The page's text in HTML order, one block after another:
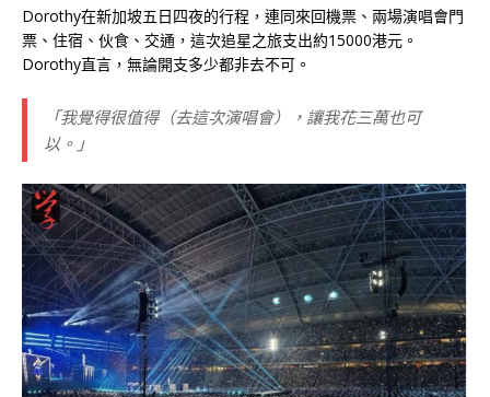
Dorothy在新加坡五日四夜的行程，連同來回機票、兩場演唱會門
票、住宿、伙食、交通，這次追星之旅支出約15000港元。
Dorothy直言，無論開支多少都非去不可。
「我覺得很值得（去這次演唱會），讓我花三萬也可
以。」